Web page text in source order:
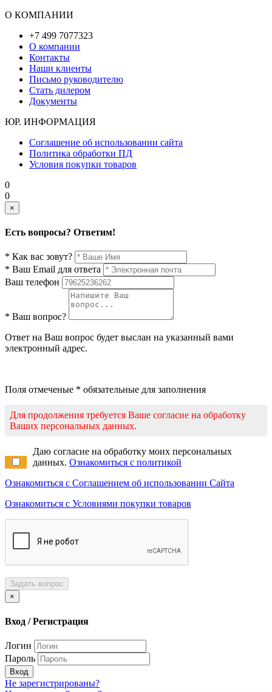
О КОМПАНИИ
+7 499 7077323
О компании
Контакты
Наши клиенты
Письмо руководителю
Стать дилером
Документы
ЮР. ИНФОРМАЦИЯ
Соглашение об использовании сайта
Политика обработки ПД
Условия покупки товаров
0
0
×
Есть вопросы? Ответим!
* Как вас зовут?
* Ваш Email для ответа
Ваш телефон
* Ваш вопрос?
Ответ на Ваш вопрос будет выслан на указанный вами
электронный адрес.
Поля отмеченые * обязательные для заполнения
Для продолжения требуется Ваше согласие на обработку
Ваших персональных данных.
Даю согласие на обработку моих персональных
данных. Ознакомиться с политикой
Ознакомиться с Соглашением об использовании Сайта
Ознакомиться с Условиями покупки товаров
Задать вопрос
×
Вход / Регистрация
Логин
Пароль
Вход
Не зарегистрированы?